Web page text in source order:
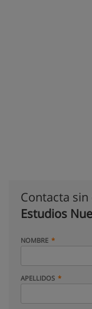
Contacta
Estudios
NOMBRE
APELLIDOS